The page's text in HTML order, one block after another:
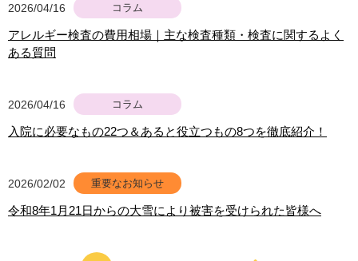
2026/04/16 コラム
アレルギー検査の費用相場｜主な検査種類・検査に関するよく
ある質問
2026/04/16 コラム
入院に必要なもの22つ＆あると役立つもの8つを徹底紹介！
2026/02/02 重要なお知らせ
令和8年1月21日からの大雪により被害を受けられた皆様へ